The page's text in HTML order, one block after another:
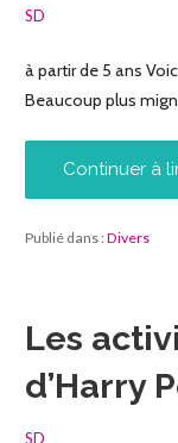
SD
à partir de 5 ans
Beaucoup plus
Continuer à
Publié dans :Divers
Les
d’Harry
SD